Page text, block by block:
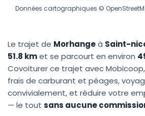
Données cartographiques ©
Le trajet de Morhangeà Saint-
51.8 kmet se parcourt en environ
Covoiturer ce trajet avec
frais de carburant et péages,
convivialement, et réduire votre
— le tout sans aucune